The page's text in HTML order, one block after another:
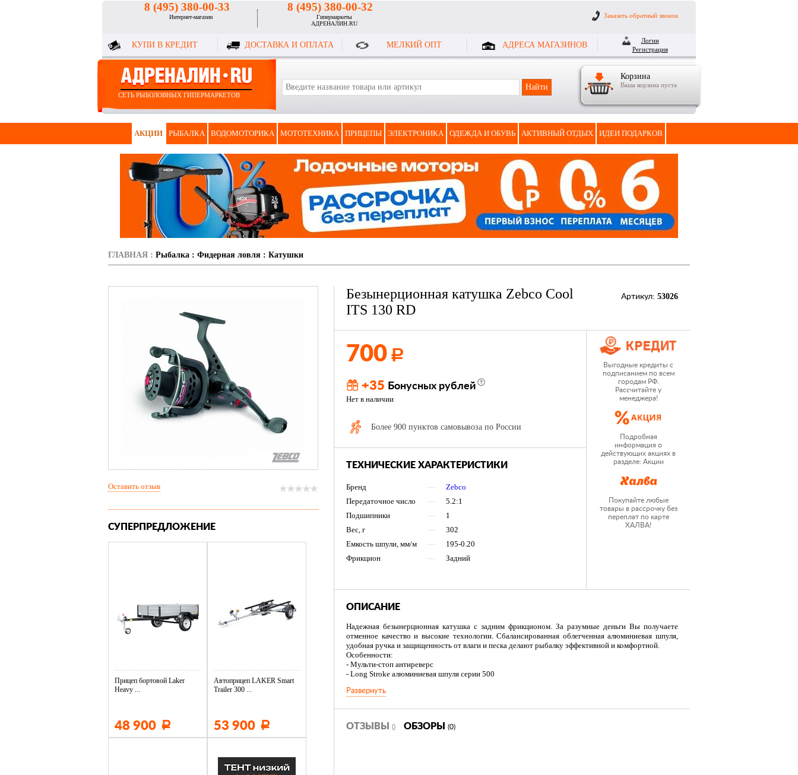
8 (495) 380-00-33
Интернет-магазин
8 (495) 380-00-32
Гипермаркеты
АДРЕНАЛИН.RU
Заказать обратный звонок
КУПИ В КРЕДИТ ДОСТАВКА И ОПЛАТА МЕЛКИЙ ОПТ АДРЕСА МАГАЗИНОВ
Логин
Регистрация
Корзина
Ваша корзина пуста
СЕТЬ РЫБОЛОВНЫХ ГИПЕРМАРКЕТОВ
АКЦИИ РЫБАЛКА ВОДОМОТОРИКА МОТОТЕХНИКА ПРИЦЕПЫ ЭЛЕКТРОНИКА ОДЕЖДА И ОБУВЬ АКТИВНЫЙ ОТДЫХ ИДЕИ ПОДАРКОВ
ГЛАВНАЯ : Рыбалка : Фидерная ловля : Катушки
Безынерционная катушка Zebco Cool
ITS 130 RD
Артикул: 53026
700 Р
+35 Бонусных рублей
Нет в наличии
Более 900 пунктов самовывоза по России
ТЕХНИЧЕСКИЕ ХАРАКТЕРИСТИКИ
Бренд —
Zebco
Передаточное число
—
5.2:1
Подшипники
—
1
Вес, г
—
302
Емкость шпули, мм/м
—
195-0.20
Фрикцион
— Задний
Выгодные кредиты с
подписанием по всем
городам РФ.
Рассчитайте у
менеджера!
Подробная
информация о
действующих акциях в
разделе: Акции
Покупайте любые
товары в рассрочку без
переплат по карте
ХАЛВА!
ОПИСАНИЕ
Надежная безынерционная катушка с задним фрикционом. За разумные деньги Вы получаете
отменное качество и высокие технологии. Сбалансированная облегченная алюминиевая шпуля,
удобная ручка и защищенность от влаги и песка делают рыбалку эффективной и комфортной.
Особенности:
- Мульти-стоп антиреверс
- Long Stroke алюминиевая шпуля серии 500
- Сбалансированный ручка
- Запасная пластмассовая шпуля
Развернуть
ОТЗЫВЫ () ОБЗОРЫ (0)
Оставить отзыв
СУПЕРПРЕДЛОЖЕНИЕ
Прицеп бортовой Laker
Heavy ...
48 900 Р
Автоприцеп LAKER Smart
Trailer 300 ...
53 900 Р